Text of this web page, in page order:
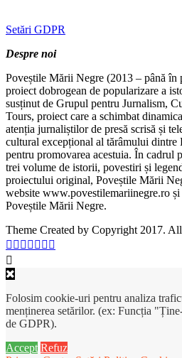
Setări GDPR
Despre noi
Poveștile Mării Negre (2013 – până în
proiect dobrogean de popularizare a
susținut de Grupul pentru Jurnalism,
Tours, proiect care a schimbat
atenția jurnaliștilor de presă scrisă și
cultural excepțional al tărâmului dintre
pentru promovarea acestuia. În cadrul
trei volume de istorii, povestiri și
proiectului original, Poveștile Mării
website www.povestilemariinegre.ro
Poveștile Mării Negre.
Theme Created by Copyright 2017.
Folosim cookie-uri pentru analiza
menținerea setărilor. (ex: Funcția
de GDPR).
Accept Refuz